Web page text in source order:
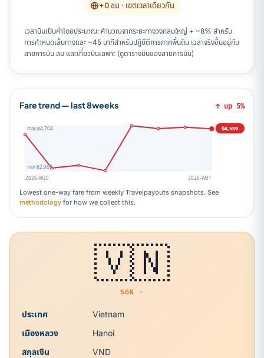
+0 ชม · เขตเวลาเดียวกัน
เวลาบินเป็นค่าโดยประมาณ: คำนวณจากระยะทางวงกลมใหญ่ + ~8% สำหรับ
การกำหนดเส้นทางและ ~45 นาทีสำหรับปฏิบัติการภาคพื้นดิน เวลาจริงขึ้นอยู่กับ
สายการบิน ลม และเที่ยวบินเฉพาะ (ดูตารางบินของสายการบิน)
Fare trend — last 8weeks ↑ up 5%
฿4,589
max ฿4,704
min ฿2,969
2026-W20
2026-W31
Lowest one-way fare from weekly Travelpayouts snapshots. See
methodology for how we collect this.
🇻🇳
SGN ·
ประเทศ
Vietnam
เมืองหลวง
Hanoi
สกุลเงิน
VND